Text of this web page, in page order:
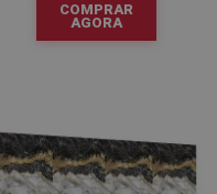
COMPRAR
AGORA